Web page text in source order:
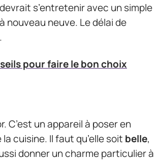
s’entretenir avec un simple
nouveau neuve. Le délai de
pour faire le bon choix
C’est un appareil à poser en
cuisine. Il faut qu’elle soit belle,
donner un charme particulier à